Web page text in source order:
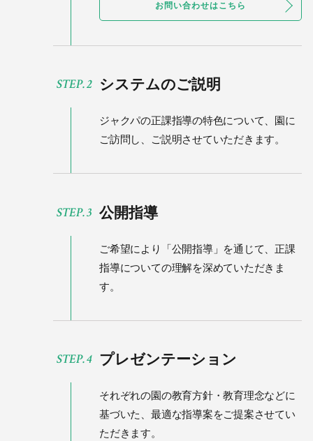
お問い合わせはこちら
システムのご説明
ジャクパの正課指導の特色について、 園に
ご訪問し、ご説明させていただきます。
公開指導
ご希望により「公開指導」を通じて、 正課
指導についての理解を深めていただきま
す。
プレゼンテーション
それぞれの園の教育方針・教育理念などに
基づいた、 最適な指導案をご提案させてい
ただきます。